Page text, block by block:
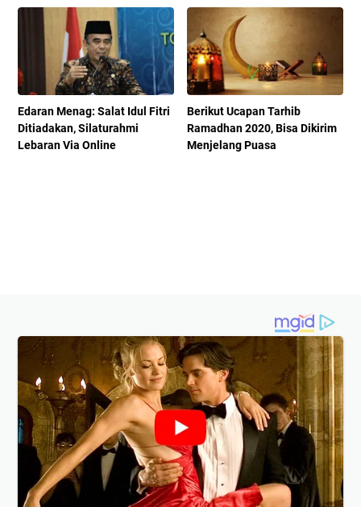
Edaran Menag: Salat Idul Fitri
Ditiadakan, Silaturahmi
Lebaran Via Online
Berikut Ucapan Tarhib
Ramadhan 2020, Bisa Dikirim
Menjelang Puasa